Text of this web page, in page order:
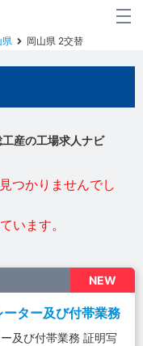
県 岡山県 2交替
産の工場求人ナビ
つかりませんでし
います。
NEW
ター及び付帯業務
及び付帯業務 証明写